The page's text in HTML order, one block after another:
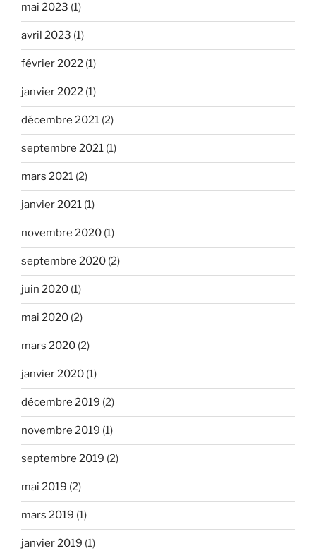
mai 2023 (1)
avril 2023 (1)
février 2022 (1)
janvier 2022 (1)
décembre 2021 (2)
septembre 2021 (1)
mars 2021 (2)
janvier 2021 (1)
novembre 2020 (1)
septembre 2020 (2)
juin 2020 (1)
mai 2020 (2)
mars 2020 (2)
janvier 2020 (1)
décembre 2019 (2)
novembre 2019 (1)
septembre 2019 (2)
mai 2019 (2)
mars 2019 (1)
janvier 2019 (1)